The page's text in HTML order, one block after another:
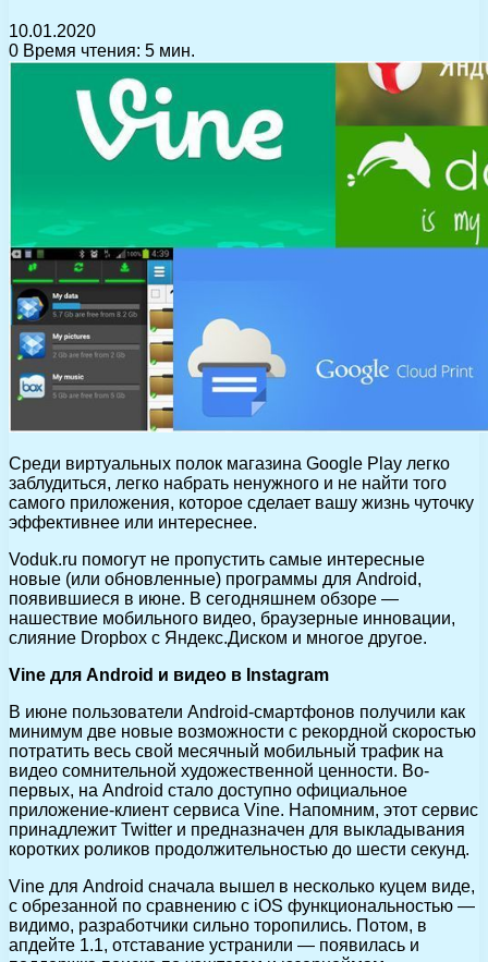
10.01.2020
0 Время чтения: 5 мин.
Среди виртуальных полок магазина Google Play легко
заблудиться, легко набрать ненужного и не найти того
самого приложения, которое сделает вашу жизнь чуточку
эффективнее или интереснее.
Voduk.ru помогут не пропустить самые интересные
новые (или обновленные) программы для Android,
появившиеся в июне. В сегодняшнем обзоре —
нашествие мобильного видео, браузерные инновации,
слияние Dropbox с Яндекс.Диском и многое другое.
Vine для Android и видео в Instagram
В июне пользователи Android-смартфонов получили как
минимум две новые возможности с рекордной скоростью
потратить весь свой месячный мобильный трафик на
видео сомнительной художественной ценности. Во-
первых, на Android стало доступно официальное
приложение-клиент сервиса Vine. Напомним, этот сервис
принадлежит Twitter и предназначен для выкладывания
коротких роликов продолжительностью до шести секунд.
Vine для Android сначала вышел в несколько куцем виде,
с обрезанной по сравнению с iOS функциональностью —
видимо, разработчики сильно торопились. Потом, в
апдейте 1.1, отставание устранили — появилась и